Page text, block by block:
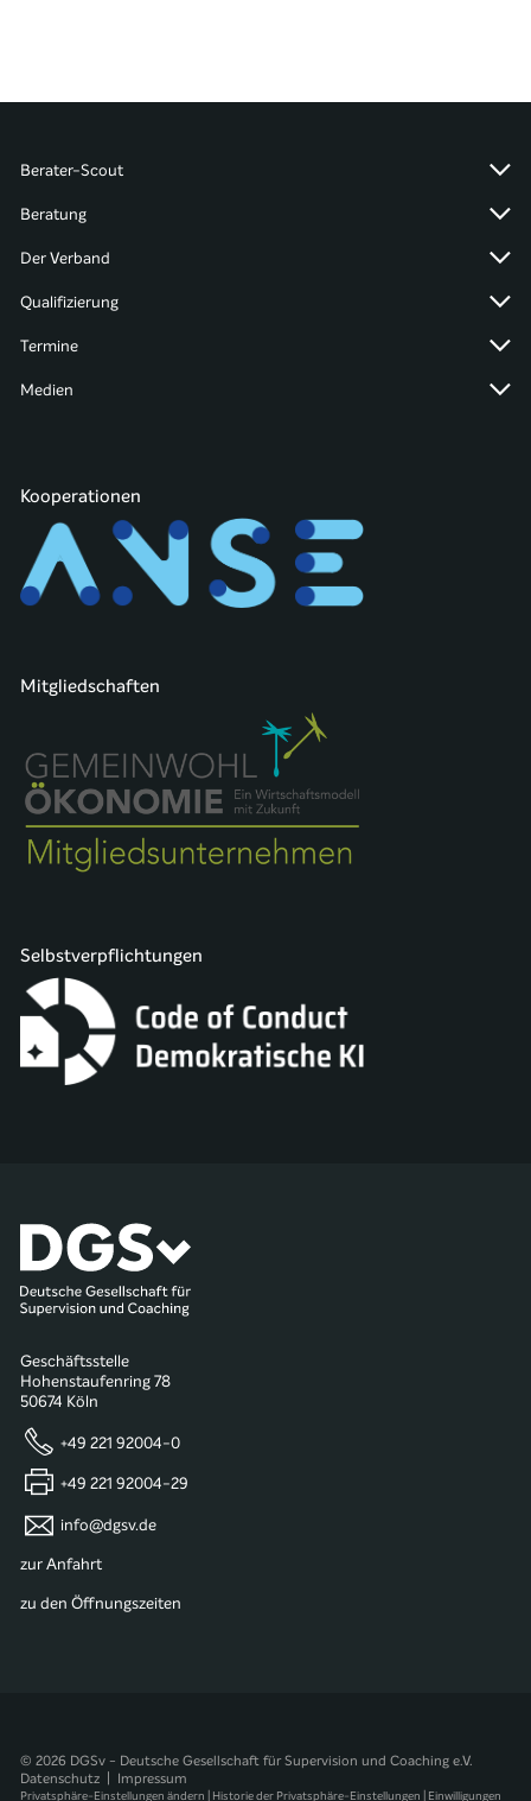
Berater-Scout
Beratung
Der Verband
Qualifizierung
Termine
Medien
Kooperationen
Mitgliedschaften
Selbstverpflichtungen
Geschäftsstelle
Hohenstaufenring 78
50674 Köln
+49 221 92004-0
+49 221 92004-29
info@dgsv.de
zur Anfahrt
zu den Öffnungszeiten
© 2026 DGSv - Deutsche Gesellschaft für Supervision und Coaching e.V.
Datenschutz
Impressum
Privatsphäre-Einstellungen ändern | Historie der Privatsphäre-Einstellungen | Einwilligungen